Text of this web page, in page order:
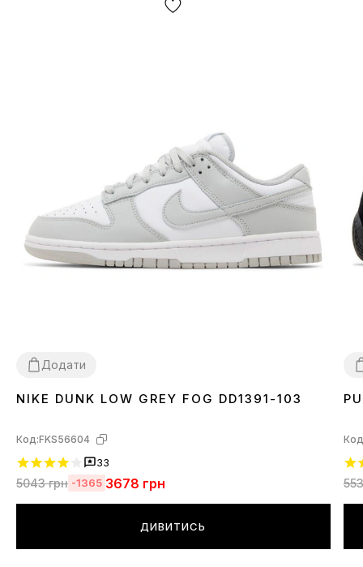
Додати
3637 383940 4142 43 44 45
NIKE DUNK LOW GREY FOG DD1391-103
Код:FKS56604
33
5043грн -1365 3678 грн
ДИВИТИСЬ